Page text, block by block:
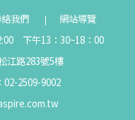
我們
網站導覽
下午13：30~18：00
江路283號5樓
02-2509-9002